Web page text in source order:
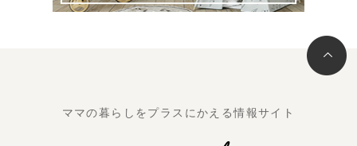
ママの暮らしをプラスにかえる情報サイト